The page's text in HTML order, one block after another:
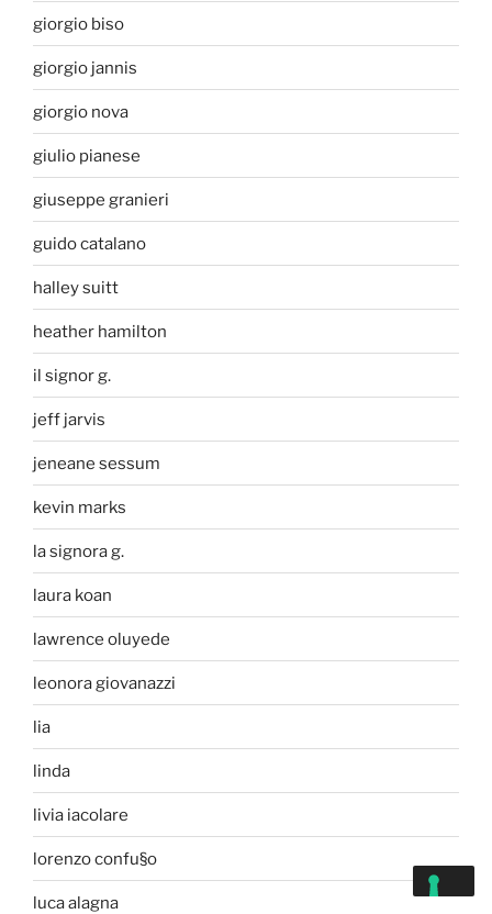
giorgio biso
giorgio jannis
giorgio nova
giulio pianese
giuseppe granieri
guido catalano
halley suitt
heather hamilton
il signor g.
jeff jarvis
jeneane sessum
kevin marks
la signora g.
laura koan
lawrence oluyede
leonora giovanazzi
lia
linda
livia iacolare
lorenzo confu§o
luca alagna